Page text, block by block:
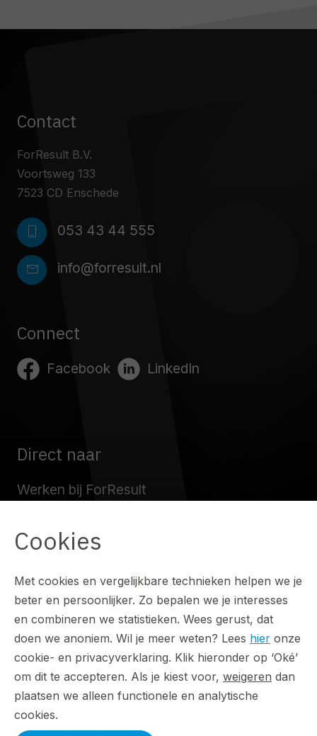
Contact
ForResult B.V.
Voortsweg 133
7523 CD Enschede
phone_iphone 053 43 44 555
mail info@forresult.nl
Connect
Facebook LinkedIn
Direct naar
Werken bij ForResult
Blog
Contact
Artikelen
Cookies
Met cookies en vergelijkbare technieken helpen we je
beter en persoonlijker. Zo bepalen we je interesses
en combineren we statistieken. Wees gerust, dat
doen we anoniem. Wil je meer weten? Lees hier onze
cookie- en privacyverklaring. Klik hieronder op ‘Oké’
om dit te accepteren. Als je kiest voor, weigeren dan
plaatsen we alleen functionele en analytische
cookies.